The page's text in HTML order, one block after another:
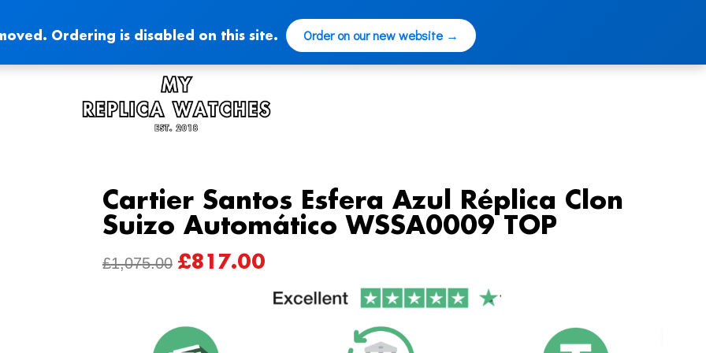
Ordering is disabled on this site. Order on our new website →
Cartier Santos Esfera Azul Réplica Clon
Suizo Automático WSSA0009 TOP
£1,075.00 ORIGINAL
£1,075.00.
£817.00CURRENT
IS: